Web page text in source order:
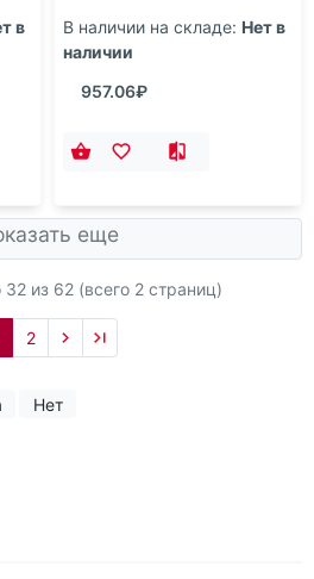
В наличии на складе:
еще
32из 62 (всего 2 страниц)
2